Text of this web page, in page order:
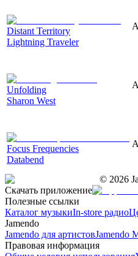
Distant Territory
Lightning Traveler
Unfolding
Sharon West
Focus Frequencies
Databend
© 2026
Скачать приложение
Полезные ссылки
Каталог музыкиIn-store радио
Jamendo
Jamendo для артистовJamendo
Правовая информация